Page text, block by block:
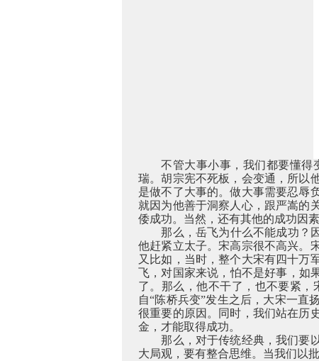
不管大事小事，我们都要懂得
瑞。胡宗宪不死板，会变通，所以
是做不了大事的。做大事需要忍辱
就因为他善于洞察人心，跟严嵩的
倭成功。当然，还有其他的成功因
那么，岳飞为什么不能成功？
他赶紧立太子。宋高宗很不高兴。
又比如，当时，整个大宋有四十万
飞，对国家来说，怕不是好事，如
了。那么，他不干了，也不要紧，
自“陈桥兵变”发生之后，大宋一直
很重要的原因。同时，我们站在历
金，才能取得成功。
那么，对于传统经典，我们要
大局观，要有整合思维。当我们以